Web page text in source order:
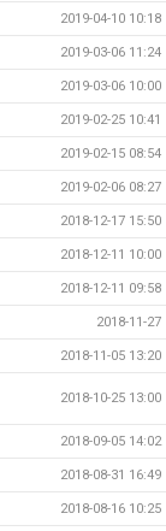
2019-04-10 10:18
2019-03-06 11:24
2019-03-06 10:00
2019-02-25 10:41
2019-02-15 08:54
2019-02-06 08:27
2018-12-17 15:50
2018-12-11 10:00
2018-12-11 09:58
2018-11-27
2018-11-05 13:20
2018-10-25 13:00
2018-09-05 14:02
2018-08-31 16:49
2018-08-16 10:25